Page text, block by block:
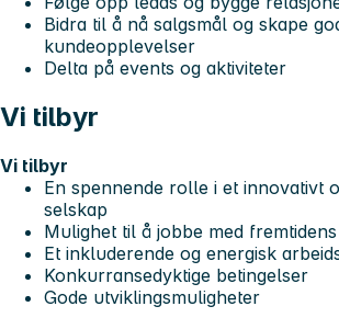
Bidra til å nå salgsmål og skape
kundeopplevelser
Delta på events og aktiviteter
Vi tilbyr
Vi tilbyr
En spennende rolle i et innovativt
selskap
Mulighet til å jobbe med
Et inkluderende og energisk
Konkurransedyktige betingelser
Gode utviklingsmuligheter